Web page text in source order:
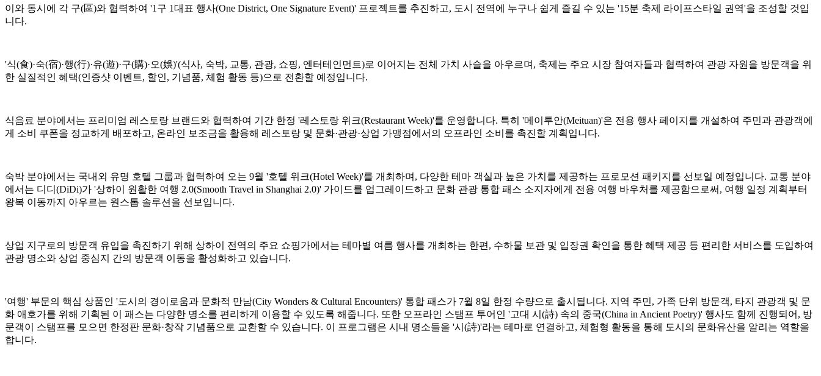
이와 동시에 각 구(區)와 협력하여 '1구 1대표 행사(One District, One Signature Event)' 프로젝트를 추진하고, 도시 전역에 누구나 쉽게 즐길 수 있는 '15분 축제 라이프스타일 권역'을 조성할 것입
니다.
'식(食)·숙(宿)·행(行)·유(遊)·구(購)·오(娛)'(식사, 숙박, 교통, 관광, 쇼핑, 엔터테인먼트)로 이어지는 전체 가치 사슬을 아우르며, 축제는 주요 시장 참여자들과 협력하여 관광 자원을 방문객을 위
한 실질적인 혜택(인증샷 이벤트, 할인, 기념품, 체험 활동 등)으로 전환할 예정입니다.
식음료 분야에서는 프리미엄 레스토랑 브랜드와 협력하여 기간 한정 '레스토랑 위크(Restaurant Week)'를 운영합니다. 특히 '메이투안(Meituan)'은 전용 행사 페이지를 개설하여 주민과 관광객에
게 소비 쿠폰을 정교하게 배포하고, 온라인 보조금을 활용해 레스토랑 및 문화·관광·상업 가맹점에서의 오프라인 소비를 촉진할 계획입니다.
숙박 분야에서는 국내외 유명 호텔 그룹과 협력하여 오는 9월 '호텔 위크(Hotel Week)'를 개최하며, 다양한 테마 객실과 높은 가치를 제공하는 프로모션 패키지를 선보일 예정입니다. 교통 분야
에서는 디디(DiDi)가 '상하이 원활한 여행 2.0(Smooth Travel in Shanghai 2.0)' 가이드를 업그레이드하고 문화 관광 통합 패스 소지자에게 전용 여행 바우처를 제공함으로써, 여행 일정 계획부터
왕복 이동까지 아우르는 원스톱 솔루션을 선보입니다.
상업 지구로의 방문객 유입을 촉진하기 위해 상하이 전역의 주요 쇼핑가에서는 테마별 여름 행사를 개최하는 한편, 수하물 보관 및 입장권 확인을 통한 혜택 제공 등 편리한 서비스를 도입하여
관광 명소와 상업 중심지 간의 방문객 이동을 활성화하고 있습니다.
'여행' 부문의 핵심 상품인 '도시의 경이로움과 문화적 만남(City Wonders & Cultural Encounters)' 통합 패스가 7월 8일 한정 수량으로 출시됩니다. 지역 주민, 가족 단위 방문객, 타지 관광객 및 문
화 애호가를 위해 기획된 이 패스는 다양한 명소를 편리하게 이용할 수 있도록 해줍니다. 또한 오프라인 스탬프 투어인 '고대 시(詩) 속의 중국(China in Ancient Poetry)' 행사도 함께 진행되어, 방
문객이 스탬프를 모으면 한정판 문화·창작 기념품으로 교환할 수 있습니다. 이 프로그램은 시내 명소들을 '시(詩)'라는 테마로 연결하고, 체험형 활동을 통해 도시의 문화유산을 알리는 역할을
합니다.